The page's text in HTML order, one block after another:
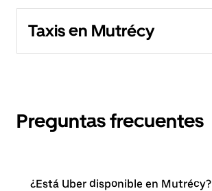
Taxis en Mutrécy
Preguntas frecuentes
¿Está Uber disponible en Mutrécy?